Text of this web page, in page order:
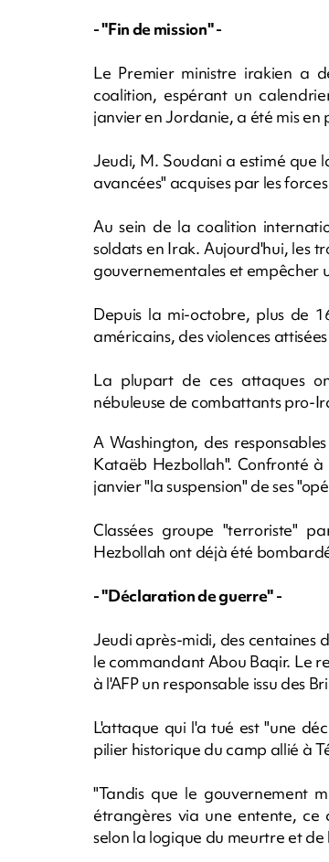
- "Fin de mission" -
Le Premier ministre irakien a
coalition, espérant un
janvier en Jordanie, a été mis
Jeudi, M. Soudani a estimé que
avancées" acquises par les
Au sein de la coalition
soldats en Irak. Aujourd'hui, les
gouvernementales et empêcher
Depuis la mi-octobre, plus de
américains, des violences
La plupart de ces attaques
nébuleuse de combattants pro-
A Washington, des
Kataëb Hezbollah". Confronté
janvier "la suspension" de ses
Classées groupe "terroriste"
Hezbollah ont déjà été
- "Déclaration de guerre" -
Jeudi après-midi, des centaines
le commandant Abou Baqir. Le
à l'AFP un responsable issu des
L'attaque qui l'a tué est "une
pilier historique du camp allié à
"Tandis que le gouvernement
étrangères via une entente, ce
selon la logique du meurtre et